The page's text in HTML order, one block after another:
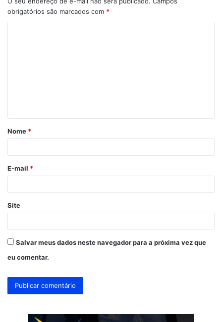
obrigatórios são marcados com *
á
r
*
Nome *
E-mail *
Site
Salvar meus dados neste navegador para a próxima vez que
eu comentar.